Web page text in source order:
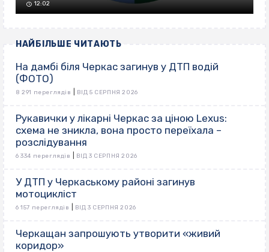
12:02
НАЙБІЛЬШЕ ЧИТАЮТЬ
На дамбі біля Черкас загинув у ДТП водій
(ФОТО)
8 291 переглядів ВІД 5 СЕРПНЯ 2026
Рукавички у лікарні Черкас за ціною Lexus:
схема не зникла, вона просто переїхала –
розслідування
6 334 переглядів ВІД 3 СЕРПНЯ 2026
У ДТП у Черкаському районі загинув
мотоцикліст
6 157 переглядів ВІД 3 СЕРПНЯ 2026
Черкащан запрошують утворити «живий
коридор»